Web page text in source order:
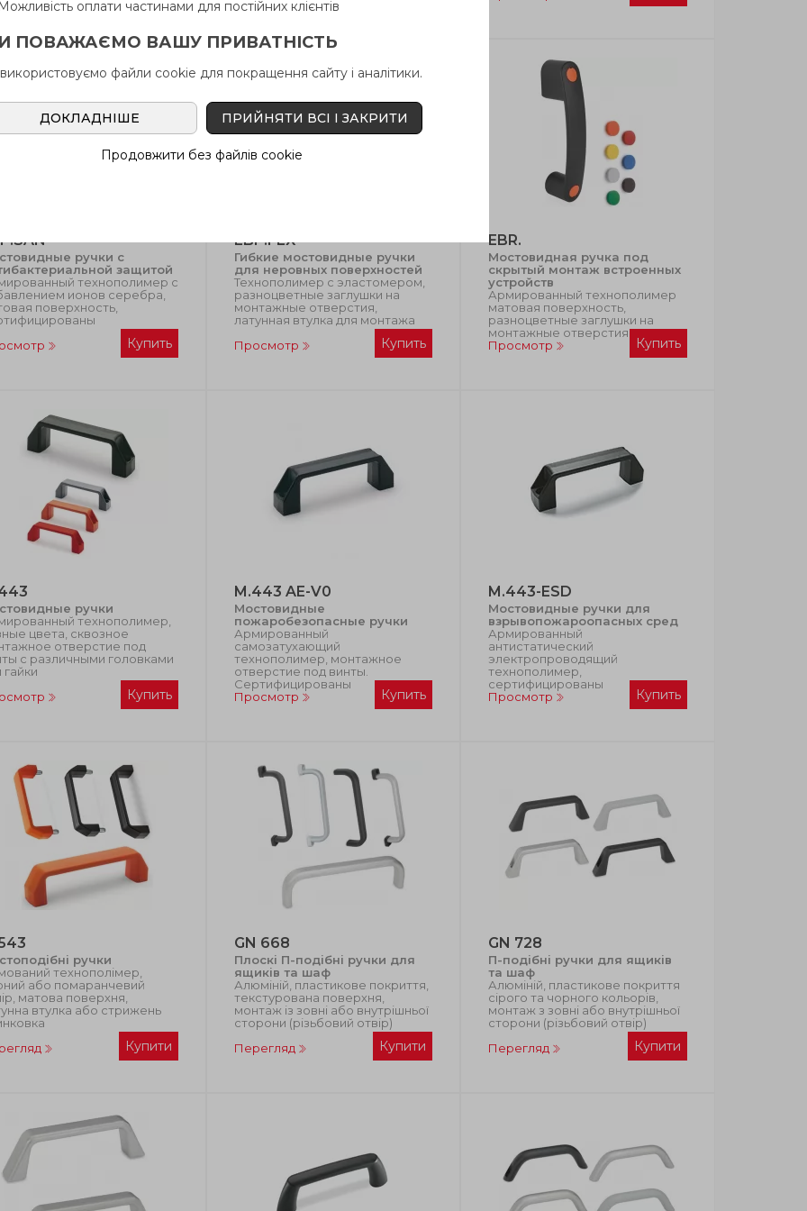
ручки с
защитой
технополимер с
ионов серебра,
поверхность,
Купить
EBP.FLX
Гибкие мостовидные ручки
для неровных поверхностей
Технополимер с эластомером,
разноцветные заглушки на
монтажные отверстия,
латунная втулка для монтажа
Просмотр
Купить
EBR.
Мостовидная ручка под
скрытый монтаж встроенных
устройств
Армированный технополимер
матовая поверхность,
разноцветные заглушки на
монтажные отверстия
Просмотр
Купить
ручки
технополимер,
цвета, сквозное
отверстие под
с различными головками
гайки
Купить
M.443 AE-V0
Мостовидные
пожаробезопасные ручки
Армированный
самозатухающий
технополимер, монтажное
отверстие под винты.
Сертифицированы
Просмотр
Купить
M.443-ESD
Мостовидные ручки для
взрывопожароопасных сред
Армированный
антистатический
электропроводящий
технополимер,
сертифицированы
Просмотр
Купить
ручки
технополімер,
або помаранчевий
матова поверхня,
втулка або стрижень
Купити
GN 668
Плоскі П-подібні ручки для
ящиків та шаф
Алюміній, пластикове покриття,
текстурована поверхня,
монтаж із зовні або внутрішньої
сторони (різьбовий отвір)
Перегляд
Купити
GN 728
П-подібні ручки для ящиків
та шаф
Алюміній, пластикове покриття
сірого та чорного кольорів,
монтаж з зовні або внутрішньої
сторони (різьбовий отвір)
Перегляд
Купити
Можливість оплати частинами для постійних клієнтів
ПОВАЖАЄМО ВАШУ ПРИВАТНІСТЬ
файли cookie для покращення сайту і аналітики.
ДОКЛАДНІШЕ ПРИЙНЯТИ ВСІ І ЗАКРИТИ
Продовжити без файлів cookie